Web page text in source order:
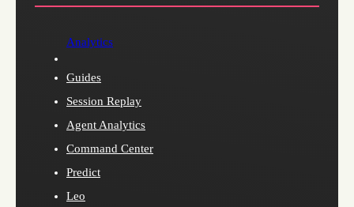
Analytics
Guides
Session Replay
Agent Analytics
Command Center
Predict
Leo